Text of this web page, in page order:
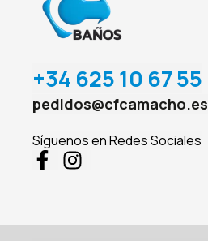
+34 625 10 67 55
pedidos@cfcamacho.es
Síguenos en Redes Sociales